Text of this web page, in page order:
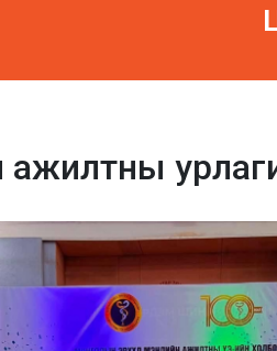
ажилтны